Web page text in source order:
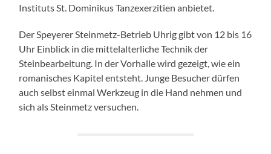
Instituts St. Dominikus Tanzexerzitien anbietet.
Der Speyerer Steinmetz-Betrieb Uhrig gibt von 12 bis 16
Uhr Einblick in die mittelalterliche Technik der
Steinbearbeitung. In der Vorhalle wird gezeigt, wie ein
romanisches Kapitel entsteht. Junge Besucher dürfen
auch selbst einmal Werkzeug in die Hand nehmen und
sich als Steinmetz versuchen.